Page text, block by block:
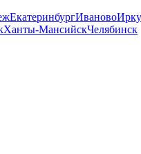
ЕкатеринбургИваново
Ханты-МансийскЧелябинск